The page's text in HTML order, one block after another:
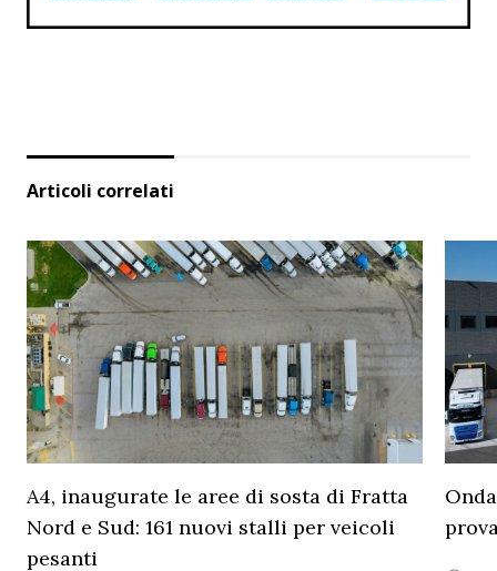
Articoli correlati
A4, inaugurate le aree di sosta di Fratta
Nord e Sud: 161 nuovi stalli per veicoli
pesanti